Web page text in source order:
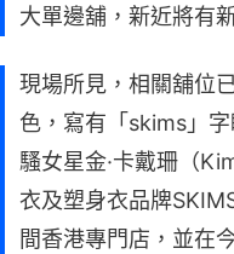
大單邊舖，新近將有
現場所見，相關舖位
色，寫有「skims」
騷女星金·卡戴珊（
衣及塑身衣品牌
間香港專門店，並在